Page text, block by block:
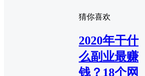
猜你喜欢
2020年干什
么副业最赚
钱？18个网